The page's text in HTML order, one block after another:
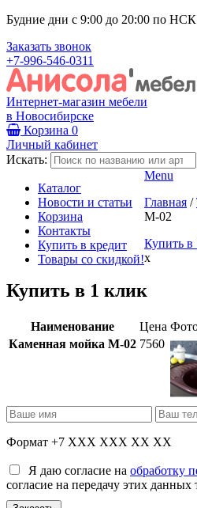
Будние дни с 9:00 до 20:00 по
Заказать звонок
+7-996-546-0311
Интернет-магазин мебели
в Новосибирске
Корзина 0
Личный кабинет
Искать:
Каталог
Новости и статьи
Корзина
Контакты
Купить в кредит
Товары со скидкой!
Menu
Главная /
М-02
Купить в
x
Купить в 1 клик
Наименование Цена
Каменная мойка М-02 7560
Формат +7 XXX XXX XX XX
Я даю согласие на обработку
согласие на передачу этих